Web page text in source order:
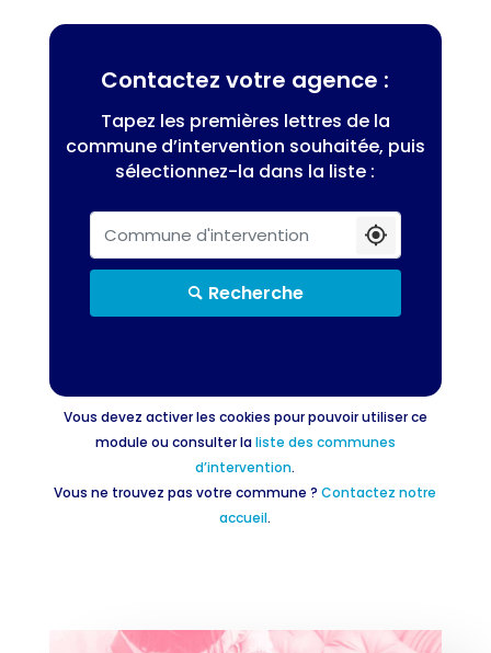
Contactez votre agence :
Tapez les premières lettres de la
commune d’intervention souhaitée, puis
sélectionnez-la dans la liste :
Commune d'intervention
Recherche
Vous devez activer les cookies pour pouvoir utiliser ce
module ou consulter laliste des communes
d’intervention.
Vous ne trouvez pas votre commune ?Contactez notre
accueil.